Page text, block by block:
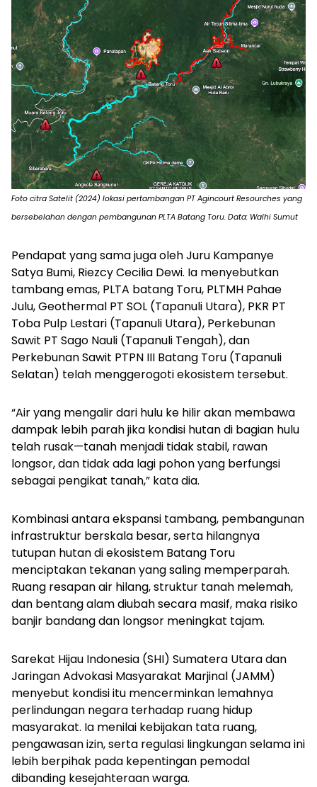
Foto citra Satelit (2024) lokasi pertambangan PT Agincourt Resourches yang
bersebelahan dengan pembangunan PLTA Batang Toru. Data: Walhi Sumut
Pendapat yang sama juga oleh Juru Kampanye
Satya Bumi, Riezcy Cecilia Dewi. Ia menyebutkan
tambang emas, PLTA batang Toru, PLTMH Pahae
Julu, Geothermal PT SOL (Tapanuli Utara), PKR PT
Toba Pulp Lestari (Tapanuli Utara), Perkebunan
Sawit PT Sago Nauli (Tapanuli Tengah), dan
Perkebunan Sawit PTPN III Batang Toru (Tapanuli
Selatan) telah menggerogoti ekosistem tersebut.
“Air yang mengalir dari hulu ke hilir akan membawa
dampak lebih parah jika kondisi hutan di bagian hulu
telah rusak—tanah menjadi tidak stabil, rawan
longsor, dan tidak ada lagi pohon yang berfungsi
sebagai pengikat tanah,” kata dia.
Kombinasi antara ekspansi tambang, pembangunan
infrastruktur berskala besar, serta hilangnya
tutupan hutan di ekosistem Batang Toru
menciptakan tekanan yang saling memperparah.
Ruang resapan air hilang, struktur tanah melemah,
dan bentang alam diubah secara masif, maka risiko
banjir bandang dan longsor meningkat tajam.
Sarekat Hijau Indonesia (SHI) Sumatera Utara dan
Jaringan Advokasi Masyarakat Marjinal (JAMM)
menyebut kondisi itu mencerminkan lemahnya
perlindungan negara terhadap ruang hidup
masyarakat. Ia menilai kebijakan tata ruang,
pengawasan izin, serta regulasi lingkungan selama ini
lebih berpihak pada kepentingan pemodal
dibanding kesejahteraan warga.